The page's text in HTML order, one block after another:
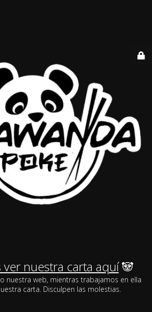
ver nuestra carta aquí🐼
nuestra web, mientras trabajamos en ella
carta. Disculpen las molestias.